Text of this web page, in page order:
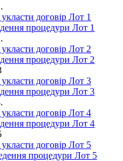
договір Лот 1
процедури Лот 1
договір Лот 2
процедури Лот 2
договір Лот 3
процедури Лот 3
договір Лот 4
процедури Лот 4
договір Лот 5
процедури Лот 5